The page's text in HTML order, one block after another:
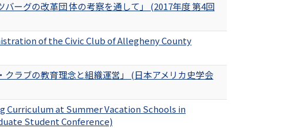
ーグの改革団 体の考察を通して」 (2017年度 第4回
of the Civic Club of Allegheny County
ラブの教育理念と組織運営」 (日本アメリカ史学会
Curriculum at Summer Vacation Schools in
Student Conference)